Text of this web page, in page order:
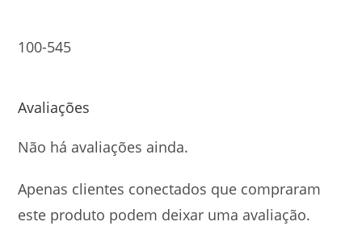
100-545
Avaliações
Não há avaliações ainda.
Apenas clientes conectados que compraram
este produto podem deixar uma avaliação.